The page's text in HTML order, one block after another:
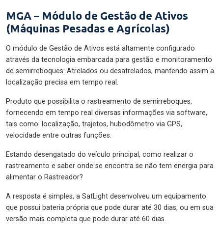
MGA – Módulo de Gestão de Ativos
(Máquinas Pesadas e Agrícolas)
O módulo de Gestão de Ativos está altamente configurado
através da tecnologia embarcada para gestão e monitoramento
de semirreboques: Atrelados ou desatrelados, mantendo assim a
localização precisa em tempo real.
Produto que possibilita o rastreamento de semirreboques,
fornecendo em tempo real diversas informações via software,
tais como: localização, trajetos, hubodômetro via GPS,
velocidade entre outras funções.
Estando desengatado do veículo principal, como realizar o
rastreamento e saber onde se encontra se não tem energia para
alimentar o Rastreador?
A resposta é simples, a SatLight desenvolveu um equipamento
que possui bateria própria que pode durar até 30 dias, ou em sua
versão mais completa que pode durar até 60 dias.